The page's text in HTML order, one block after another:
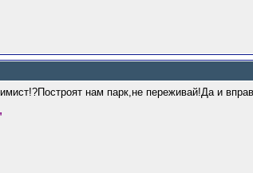
нам парк,не переживай!Да и